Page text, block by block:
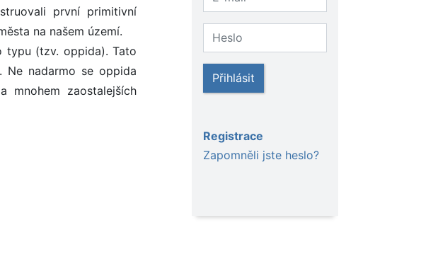
první primitivní
na našem území.
typu (tzv. oppida). Tato
Ne nadarmo se oppida
mnohem zaostalejších
Přihlásit
Registrace
Zapomněli jste heslo?